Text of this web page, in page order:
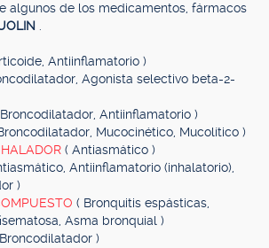
algunos de los medicamentos, fármacos
Antiinflamatorio )
Agonista selectivo beta-2-
Antiinflamatorio )
Mucocinético, Mucolítico )
( Antiasmático )
Antiinflamatorio (inhalatorio),
)
( Bronquitis espásticas,
Asma bronquial )
)